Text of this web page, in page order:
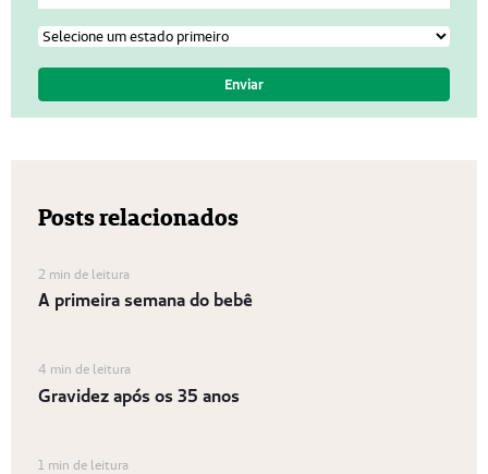
Posts relacionados
2 min de leitura
A primeira semana do bebê
4 min de leitura
Gravidez após os 35 anos
1 min de leitura